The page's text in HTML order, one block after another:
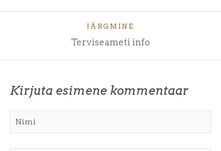
JÄRGMINE
Terviseameti info
Kirjuta esimene kommentaar